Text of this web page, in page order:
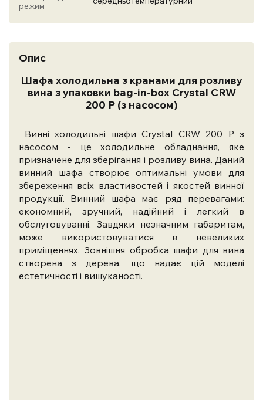
режим
Опис
Шафа холодильна з кранами для розливу
вина з упаковки bag-in-box Crystal CRW
200 P (з насосом)
Винні холодильні шафи Crystal CRW 200 P з
насосом - це холодильне обладнання, яке
призначене для зберігання і розливу вина. Даний
винний шафа створює оптимальні умови для
збереження всіх властивостей і якостей винної
продукції. Винний шафа має ряд перевагами:
економний, зручний, надійний і легкий в
обслуговуванні. Завдяки незначним габаритам,
може використовуватися в невеликих
приміщеннях. Зовнішня обробка шафи для вина
створена з дерева, що надає цій моделі
естетичності і вишуканості.